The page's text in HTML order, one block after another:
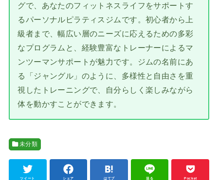
グで、あなたのフィットネスライフをサポートす
るパーソナルピラティスジムです。初心者から上
級者まで、幅広い層のニーズに応えるための多彩
なプログラムと、経験豊富なトレーナーによるマ
ンツーマンサポートが魅力です。ジムの名前にあ
る「ジャングル」のように、多様性と自由さを重
視したトレーニングで、自分らしく楽しみながら
体を動かすことができます。
未分類
ツイート シェア はてブ 送る Pocket